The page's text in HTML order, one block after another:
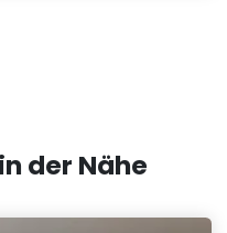
der Nähe